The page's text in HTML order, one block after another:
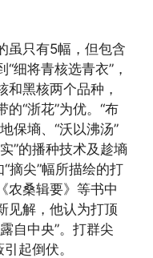
虽只有5幅，但包含
细将青核选青衣”，
和黑核两个品种，
“浙花”为优。“布
保墒、“沃以沸汤”
”的播种技术及趁墒
摘尖”幅所描绘的打
农桑辑要》等书中
见解，他认为打顶
自中央”。打群尖
起倒伏。